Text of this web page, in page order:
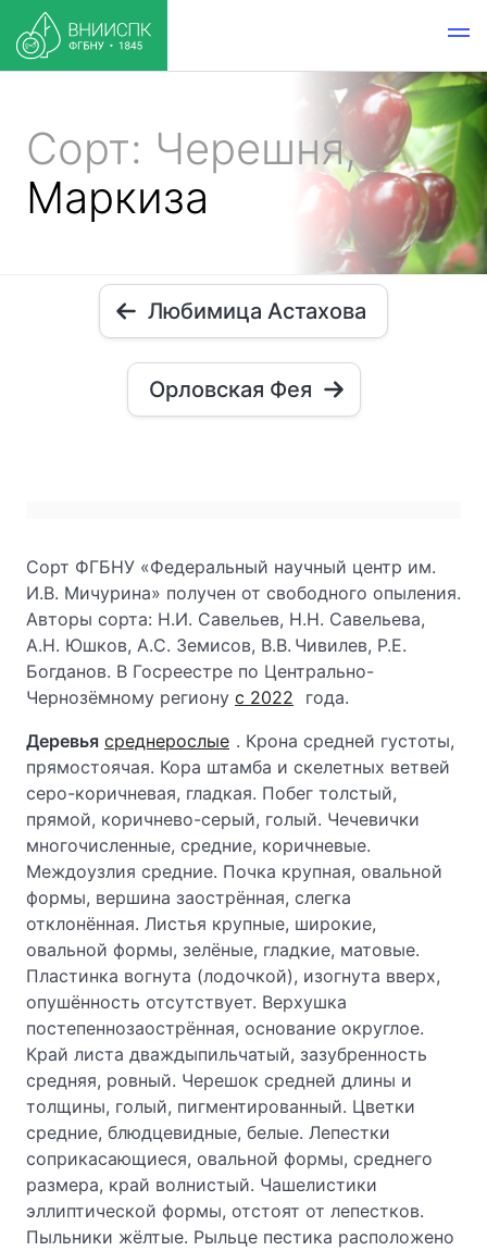
Сорт: Черешня,
Маркиза
Любимица Астахова
Орловская Фея
Сорт ФГБНУ «Федеральный научный центр им.
И.В. Мичурина» получен от свободного опыления.
Авторы сорта: Н.И. Савельев, Н.Н. Савельева,
А.Н. Юшков, А.С. Земисов, В.В. Чивилев, Р.Е.
Богданов. В Госреестре по Центрально-
Чернозёмному региону с 2022
года.
Деревья среднерослые . Крона средней густоты,
прямостоячая. Кора штамба и скелетных ветвей
серо-коричневая, гладкая. Побег толстый,
прямой, коричнево-серый, голый. Чечевички
многочисленные, средние, коричневые.
Междоузлия средние. Почка крупная, овальной
формы, вершина заострённая, слегка
отклонённая. Листья крупные, широкие,
овальной формы, зелёные, гладкие, матовые.
Пластинка вогнута (лодочкой), изогнута вверх,
опушённость отсутствует. Верхушка
постепеннозаострённая, основание округлое.
Край листа дваждыпильчатый, зазубренность
средняя, ровный. Черешок средней длины и
толщины, голый, пигментированный. Цветки
средние, блюдцевидные, белые. Лепестки
соприкасающиеся, овальной формы, среднего
размера, край волнистый. Чашелистики
эллиптической формы, отстоят от лепестков.
Пыльники жёлтые. Рыльце пестика расположено